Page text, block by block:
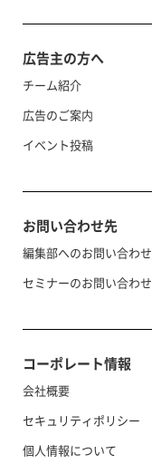
広告主の方へ
チーム紹介
広告のご案内
イベント投稿
お問い合わせ先
編集部へのお問い合わせ
セミナーのお問い合わせ
コーポレート情報
会社概要
セキュリティポリシー
個人情報について